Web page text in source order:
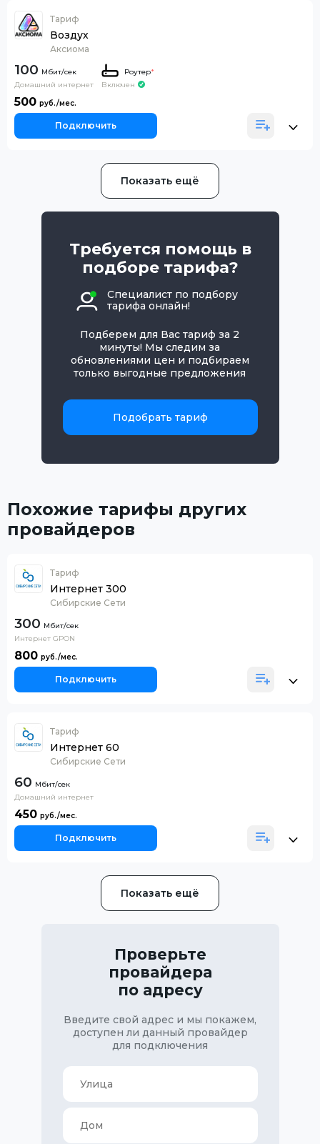
Тариф
Воздух
Аксиома
100
Домашний интернет
Роутер*
Включен
500
Подключить
Показать ещё
Требуется помощь в
подборе тарифа?
Специалист по подбору
тарифа онлайн!
Подберем для Вас тариф за 2
минуты! Мы следим за
обновлениями цен и подбираем
только выгодные предложения
Подобрать тариф
Похожие тарифы других
провайдеров
Тариф
Интернет 300
Сибирские Сети
300
Интернет GPON
800
Подключить
Тариф
Интернет 60
Сибирские Сети
60
Домашний интернет
450
Подключить
Показать ещё
Проверьте
провайдера
по адресу
Введите свой адрес и мы покажем,
доступен ли данный провайдер
для подключения